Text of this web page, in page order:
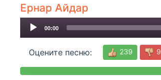
Ернар Айдар
Audio
Player
00:00
Оцените песню: 239 9